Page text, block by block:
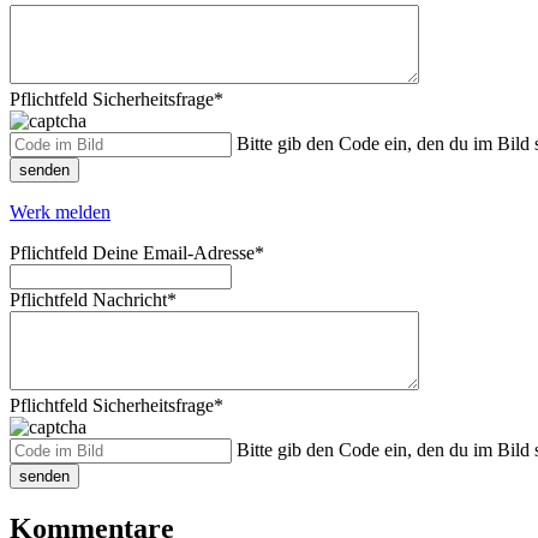
Pflichtfeld Sicherheitsfrage*
Bitte gib den Code ein, den du im Bild
senden
Werk melden
Pflichtfeld Deine Email-Adresse*
Pflichtfeld Nachricht*
Pflichtfeld Sicherheitsfrage*
Bitte gib den Code ein, den du im Bild
senden
Kommentare